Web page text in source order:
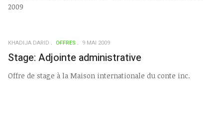
2009
KHADIJA DARID OFFRES 9 MAI 2009
Stage: Adjointe administrative
Offre de stage à la Maison internationale du conte inc.